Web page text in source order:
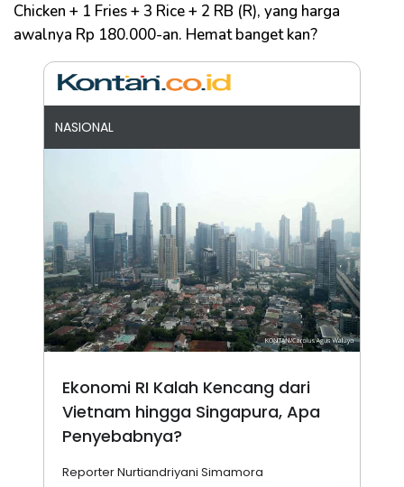
Chicken + 1 Fries + 3 Rice + 2 RB (R), yang harga
awalnya Rp 180.000-an. Hemat banget kan?
NASIONAL
Ekonomi RI Kalah Kencang dari
Vietnam hingga Singapura, Apa
Penyebabnya?
Reporter Nurtiandriyani Simamora